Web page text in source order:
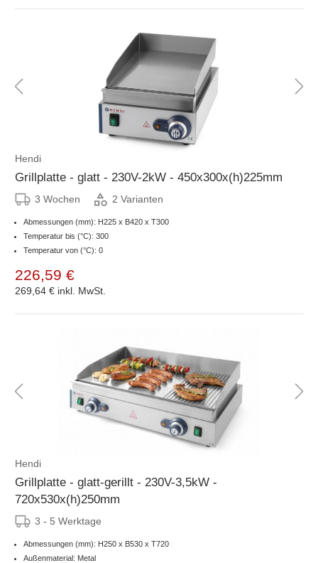
Hendi
Grillplatte - glatt - 230V-2kW - 450x300x(h)225mm
3 Wochen 2 Varianten
Abmessungen (mm): H225 x B420 x T300
Temperatur bis (°C): 300
Temperatur von (°C): 0
226,59 €
269,64 € inkl. MwSt.
Hendi
Grillplatte - glatt-gerillt - 230V-3,5kW -
720x530x(h)250mm
3 - 5 Werktage
Abmessungen (mm): H250 x B530 x T720
Außenmaterial: Metal